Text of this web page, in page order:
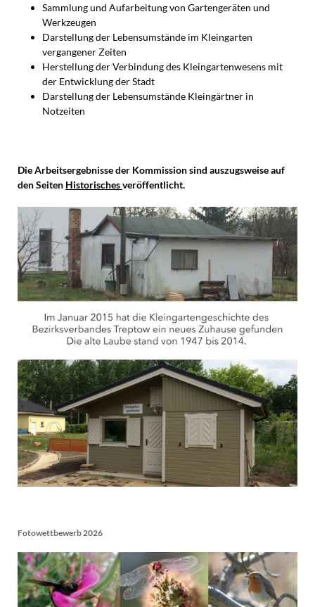
Sammlung und Aufarbeitung von Gartengeräten und
Werkzeugen
Darstellung der Lebensumstände im Kleingarten
vergangener Zeiten
Herstellung der Verbindung des Kleingartenwesens mit
der Entwicklung der Stadt
Darstellung der Lebensumstände Kleingärtner in
Notzeiten
Die Arbeitsergebnisse der Kommission sind auszugsweise auf
den Seiten Historischesveröffentlicht.
Fotowettbewerb 2026